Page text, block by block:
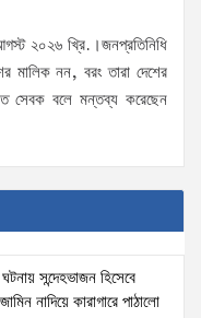
২০২৬ খ্রি.।জনপ্রতিনিধি
মালিক নন, বরং তারা দেশের
সেবক বলে মন্তব্য করেছেন
ঘটনায় সন্দেহভাজন হিসেবে
নাদিয়ে কারাগারে পাঠালো